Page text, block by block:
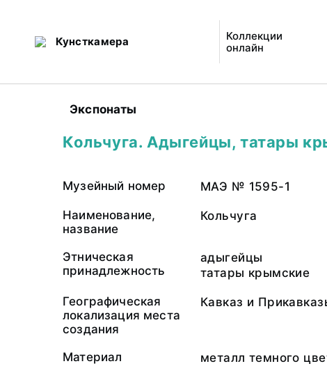
Кунсткамера
Коллекции
онлайн
Экспонаты
Кольчуга. Адыгейцы, татары
Музейный номер МАЭ № 1595-1
Наименование,
название
Кольчуга
Этническая
принадлежность
адыгейцы
татары крымские
Географическая
локализация места
создания
Кавказ и
Материал металл темного